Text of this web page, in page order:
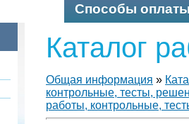
Способы
Каталог
Общая информация »
контрольные, тесты,
работы, контрольные,